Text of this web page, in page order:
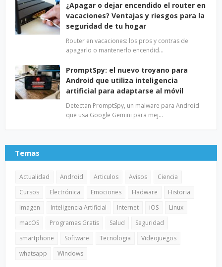
¿Apagar o dejar encendido el router en
vacaciones? Ventajas y riesgos para la
seguridad de tu hogar
Router en vacaciones: los pros y contras de
apagarlo o mantenerlo encendid…
PromptSpy: el nuevo troyano para
Android que utiliza inteligencia
artificial para adaptarse al móvil
Detectan PromptSpy, un malware para Android
que usa Google Gemini para mej…
Temas
Actualidad Android Articulos Avisos
Ciencia
Cursos
Electrónica Emociones Hadware
Historia
Imagen
Inteligencia Artificial Internet iOS
Linux
macOS
Programas Gratis Salud
Seguridad
smartphone
Software Tecnologia
Videojuegos
whatsapp
Windows